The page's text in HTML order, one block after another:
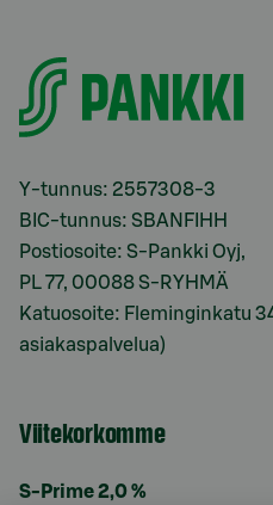
Y-tunnus: 2557308-3
BIC-tunnus: SBANFIHH
Postiosoite: S-Pankki Oyj,
PL 77, 00088 S-RYHMÄ
Katuosoite: Fleminginkatu
asiakaspalvelua)
Viitekorkomme
S-Prime 2,0 %